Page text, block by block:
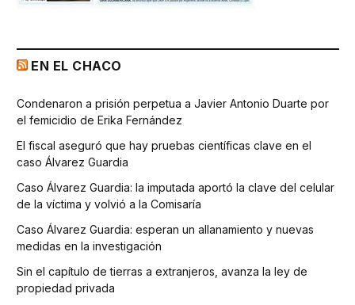
EN EL CHACO
Condenaron a prisión perpetua a Javier Antonio Duarte por
el femicidio de Erika Fernández
El fiscal aseguró que hay pruebas científicas clave en el
caso Álvarez Guardia
Caso Álvarez Guardia: la imputada aportó la clave del celular
de la víctima y volvió a la Comisaría
Caso Álvarez Guardia: esperan un allanamiento y nuevas
medidas en la investigación
Sin el capítulo de tierras a extranjeros, avanza la ley de
propiedad privada